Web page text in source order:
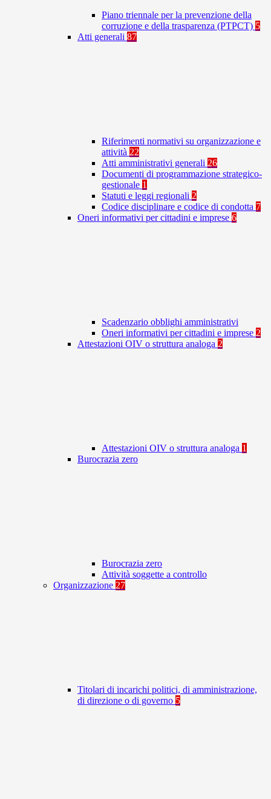
Piano triennale per la prevenzione della
corruzione e della trasparenza (PTPCT) 5
Atti generali 87
Riferimenti normativi su organizzazione e
attività 22
Atti amministrativi generali 26
Documenti di programmazione strategico-
gestionale 1
Statuti e leggi regionali 2
Codice disciplinare e codice di condotta 7
Oneri informativi per cittadini e imprese 6
Scadenzario obblighi amministrativi
Oneri informativi per cittadini e imprese 2
Attestazioni OIV o struttura analoga 2
Attestazioni OIV o struttura analoga 1
Burocrazia zero
Burocrazia zero
Attività soggette a controllo
Organizzazione 27
Titolari di incarichi politici, di amministrazione,
di direzione o di governo 5